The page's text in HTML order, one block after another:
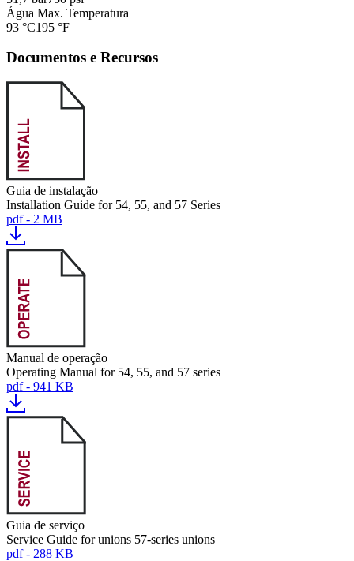
Água Max. Temperatura
93 °C195 °F
Documentos e Recursos
Guia de instalação
Installation Guide for 54, 55, and 57 Series
pdf - 2 MB
Manual de operação
Operating Manual for 54, 55, and 57 series
pdf - 941 KB
Guia de serviço
Service Guide for unions 57-series unions
pdf - 288 KB